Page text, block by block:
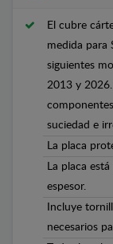
El cubre
medida para
siguientes
2013 y
suciedad e
La placa
La placa
espesor.
Incluye
necesarios